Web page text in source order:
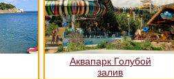
Аквапарк Голубой
залив